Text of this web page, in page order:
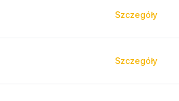
Szczegóły
Szczegóły